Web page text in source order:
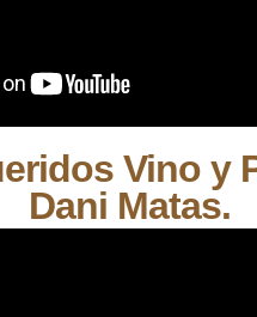
Vino y
Dani Matas.